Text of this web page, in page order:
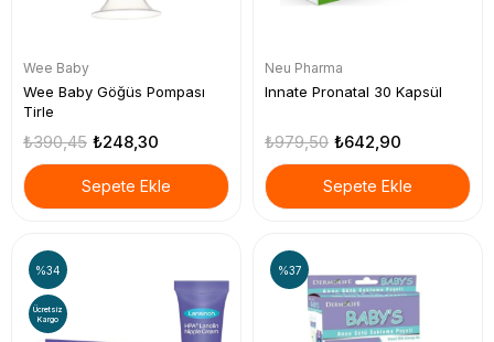
Wee Baby
Wee Baby Göğüs Pompası
Tirle
₺248,30
₺390,45
Sepete Ekle
Neu Pharma
Innate Pronatal 30 Kapsül
₺642,90
₺979,50
Sepete Ekle
%34
Ücretsiz
Kargo
%37